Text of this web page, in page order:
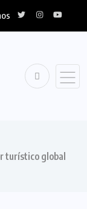
turístico global